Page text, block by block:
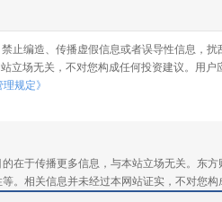
止编造、传播虚假信息或者误导性信息，
立场无关，不对您构成任何投资建议。用
规定》
在于传播更多信息，与本站立场无关。东
。相关信息并未经过本网站证实，不对您